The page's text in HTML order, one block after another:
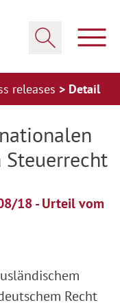
releases Detail
18 - Urteil vom
Recht